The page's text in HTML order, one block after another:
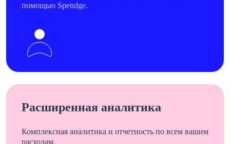
помощью Spendge.
Расширенная аналитика
Комплексная аналитика и отчетность по всем вашим
расходам.